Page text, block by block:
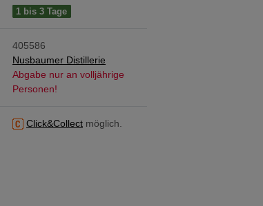
1 bis 3 Tage
405586
Nusbaumer Distillerie
Abgabe nur an volljährige
Personen!
Click&Collect möglich.